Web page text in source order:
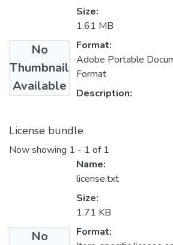
No
Thumbnail
Available
Size:
1.61 MB
Format:
Adobe Portable
Format
Description:
License bundle
Now showing 1 - 1 of 1
No
Name:
license.txt
Size:
1.71 KB
Format: